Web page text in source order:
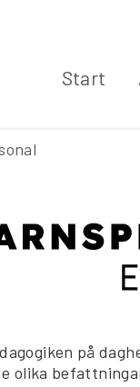
Start
på
olika